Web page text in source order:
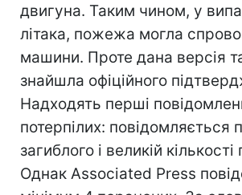
двигуна. Таким чином, у
літака, пожежа могла
машини. Проте дана версія
знайшла офіційного
Надходять перші
потерпілих: повідомляється
загиблого і великій
Однак Associated Press